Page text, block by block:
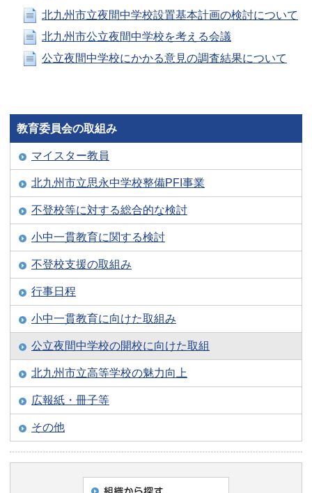
北九州市立夜間中学校設置基本計画の検討について
北九州市公立夜間中学校を考える会議
公立夜間中学校にかかる意見の調査結果について
教育委員会の取組み
マイスター教員
北九州市立思永中学校整備PFI事業
不登校等に対する総合的な検討
小中一貫教育に関する検討
不登校支援の取組み
行事日程
小中一貫教育に向けた取組み
公立夜間中学校の開校に向けた取組
北九州市立高等学校の魅力向上
広報紙・冊子等
その他